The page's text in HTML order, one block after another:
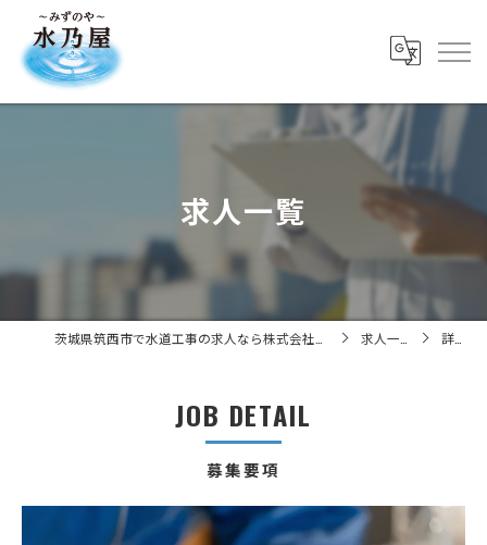
求人一覧
求人一覧 詳細
募集要項
JOB DETAIL